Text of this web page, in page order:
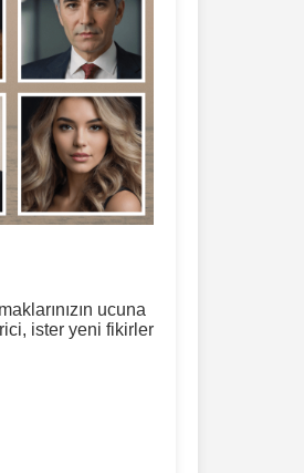
ucuna
ister yeni fikirler